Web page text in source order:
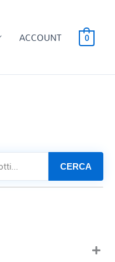
ACCOUNT 0
CERCA